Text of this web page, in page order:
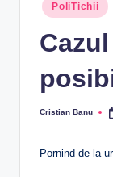
in
PoliTichii
Posted
Cristian Banu
Pornind de la